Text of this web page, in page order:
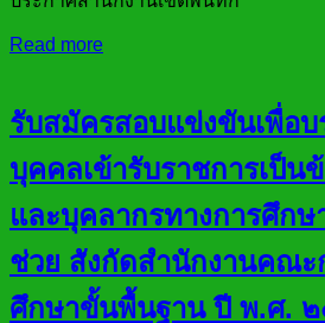
Read more
รับสมัครสอบแข่งขันเพื่อบ
บุคคลเข้ารับราชการเป็น
และบุคลากรทางการศึก
ช่วย สังกัดสำนักงานคณะ
ศึกษาขั้นพื้นฐาน ปี พ.ศ.